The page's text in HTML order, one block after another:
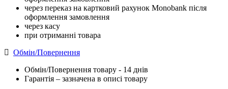
через переказ на картковий рахунок Monobank після
оформлення замовлення
через касу
при отриманні товара
Обмін/Повернення
Обмін/Повернення товару - 14 днів
Гарантія – зазначена в описі товару